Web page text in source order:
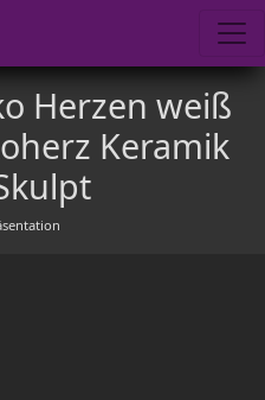
Herzen weiß
Keramik